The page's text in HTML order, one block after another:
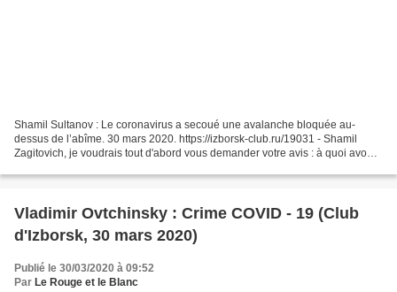
Shamil Sultanov : Le coronavirus a secoué une avalanche bloquée au-
dessus de l’abîme. 30 mars 2020. https://izborsk-club.ru/19031 - Shamil
Zagitovich, je voudrais tout d'abord vous demander votre avis : à quoi avons-
Vladimir Ovtchinsky : Crime COVID - 19 (Club
d'Izborsk, 30 mars 2020)
Publié le 30/03/2020 à 09:52
Par Le Rouge et le Blanc